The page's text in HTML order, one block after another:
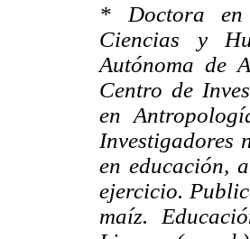
* Doctora
Ciencias y
Autónoma de
Centro de
en
Investigadores
en educación,
ejercicio.
maíz.